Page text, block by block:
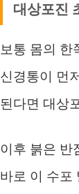
대상포진
보통 몸의 한
신경통이 먼
된다면 대상
이후 붉은 반
바로 이 수포